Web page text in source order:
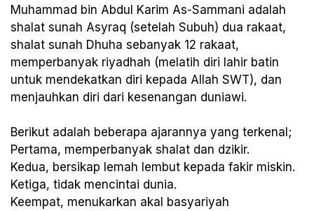
Muhammad bin Abdul Karim As-Sammani adalah
shalat sunah Asyraq (setelah Subuh) dua rakaat,
shalat sunah Dhuha sebanyak 12 rakaat,
memperbanyak riyadhah (melatih diri lahir batin
untuk mendekatkan diri kepada Allah SWT), dan
menjauhkan diri dari kesenangan duniawi.
Berikut adalah beberapa ajarannya yang terkenal;
Pertama, memperbanyak shalat dan dzikir.
Kedua, bersikap lemah lembut kepada fakir miskin.
Ketiga, tidak mencintai dunia.
Keempat, menukarkan akal basyariyah